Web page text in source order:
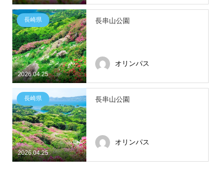
2026.04.25
長崎県 長串山公園
オリンパス
2026.04.25
長崎県 長串山公園
オリンパス